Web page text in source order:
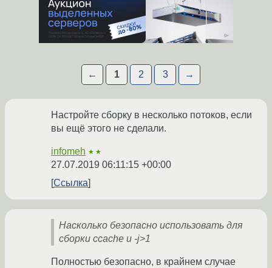
← 1 2 3 →
Настройте сборку в несколько потоков, если
вы ещё этого не сделали.
infomeh ★★
27.07.2019 06:11:15 +00:00
Ссылка
Насколько безопасно использовать для
сборки ccache и -j>1
Полностью безопасно, в крайнем случае